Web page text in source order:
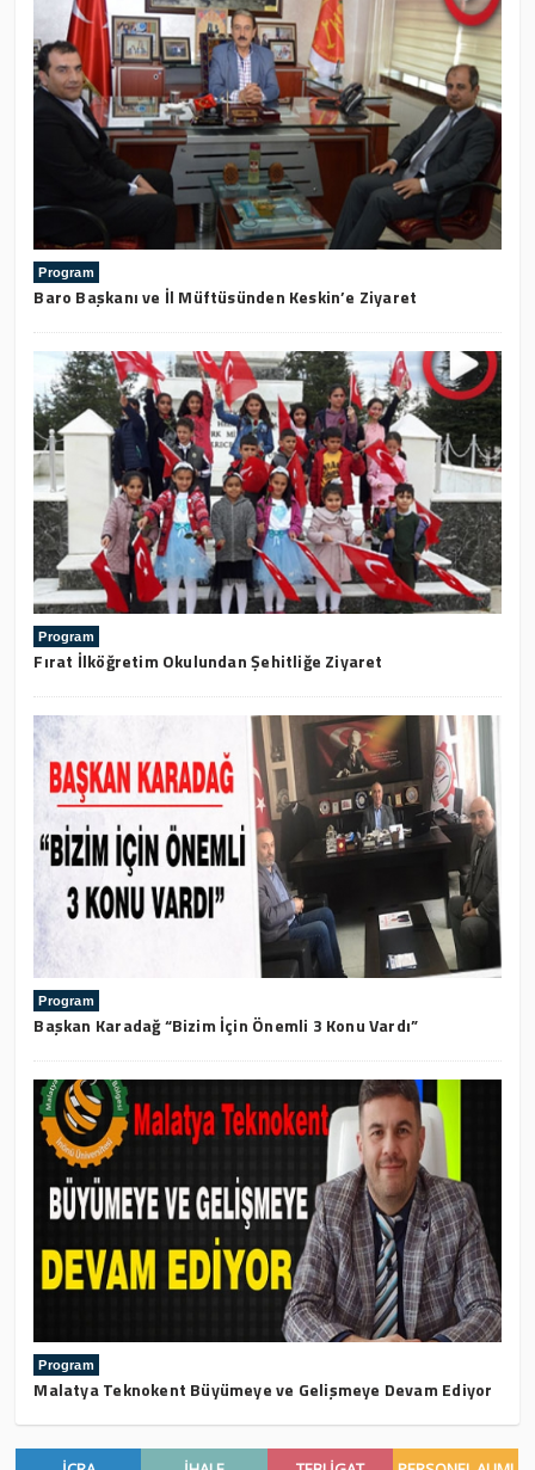
Program
Baro Başkanı ve İl Müftüsünden Keskin’e Ziyaret
Program
Fırat İlköğretim Okulundan Şehitliğe Ziyaret
Program
Başkan Karadağ “Bizim İçin Önemli 3 Konu Vardı”
Program
Malatya Teknokent Büyümeye ve Gelişmeye Devam Ediyor